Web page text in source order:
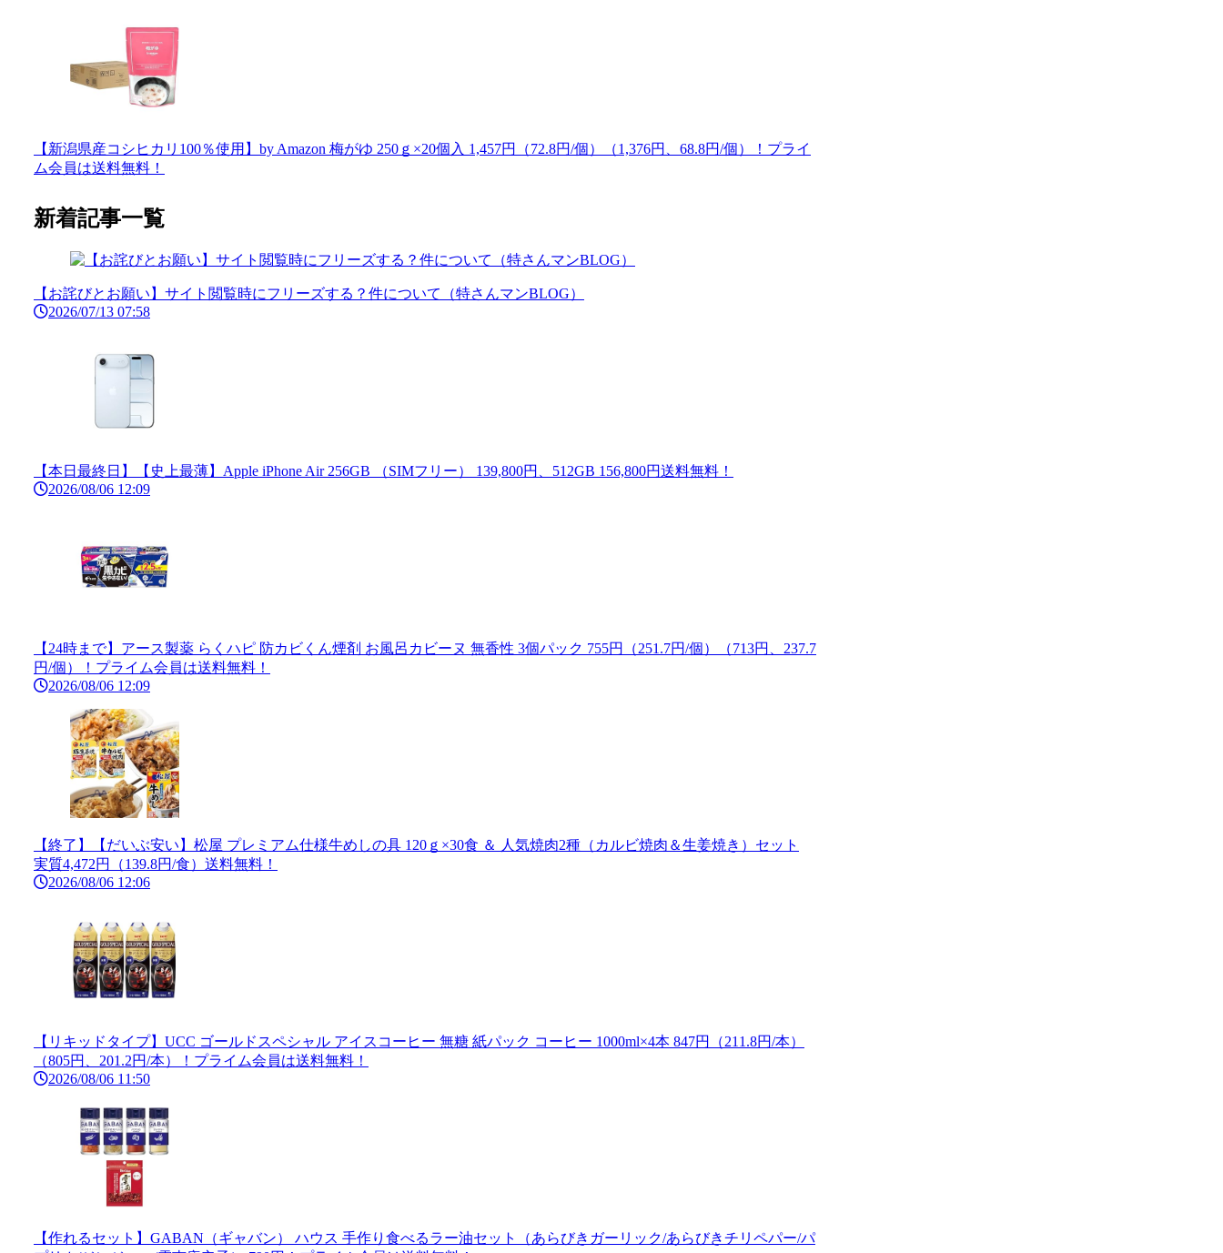
【新潟県産コシヒカリ100％使用】by Amazon 梅がゆ 250ｇ×20個入 1,457円（72.8円/個）（1,376円、68.8円/個）！プライ
ム会員は送料無料！
新着記事一覧
【お詫びとお願い】サイト閲覧時にフリーズする？件について（特さんマンBLOG）
2026/07/13 07:58
【本日最終日】【史上最薄】Apple iPhone Air 256GB （SIMフリー） 139,800円、512GB 156,800円送料無料！
2026/08/06 12:09
【24時まで】アース製薬 らくハピ 防カビくん煙剤 お風呂カビーヌ 無香性 3個パック 755円（251.7円/個）（713円、237.7
円/個）！プライム会員は送料無料！
2026/08/06 12:09
【終了】【だいぶ安い】松屋 プレミアム仕様牛めしの具 120ｇ×30食 ＆ 人気焼肉2種（カルビ焼肉＆生姜焼き）セット
実質4,472円（139.8円/食）送料無料！
2026/08/06 12:06
【リキッドタイプ】UCC ゴールドスペシャル アイスコーヒー 無糖 紙パック コーヒー 1000ml×4本 847円（211.8円/本）
（805円、201.2円/本）！プライム会員は送料無料！
2026/08/06 11:50
【作れるセット】GABAN（ギャバン） ハウス 手作り食べるラー油セット（あらびきガーリック/あらびきチリペパー/パ